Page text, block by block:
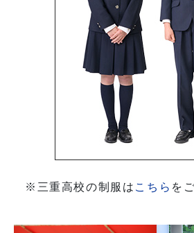
※三重高校の制服は こちら を